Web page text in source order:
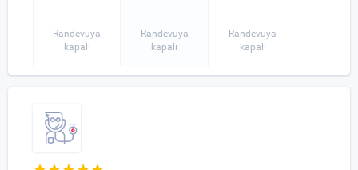
Randevuya
kapalı
Randevuya
kapalı
Randevuya
kapalı